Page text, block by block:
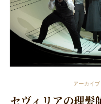
アーカイブ
セヴィリアの理髪